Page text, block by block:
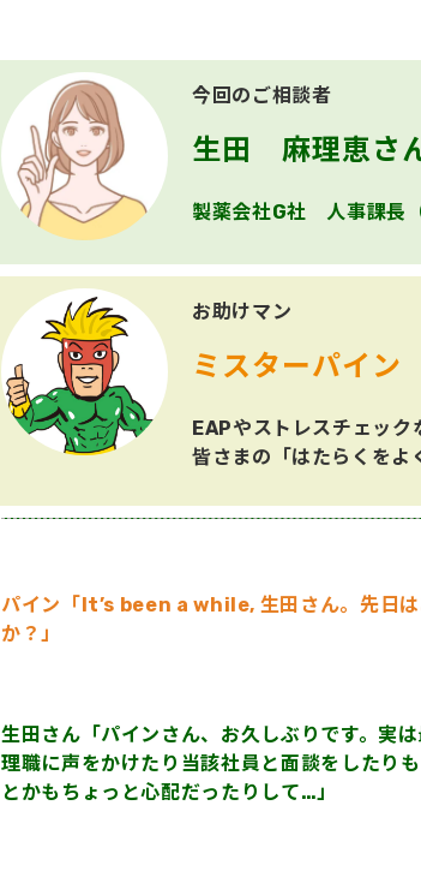
今回のご相談者
生田　麻理恵さ
製薬会社G社 人事課長
お助けマン
ミスターパイン
EAPやストレスチェック
皆さまの「はたらくをよ
パイン「It’s been a while, 生田さん。先日
か？」
生田さん「パインさん、お久しぶりです。実
理職に声をかけたり当該社員と面談をしたり
とかもちょっと心配だったりして…」